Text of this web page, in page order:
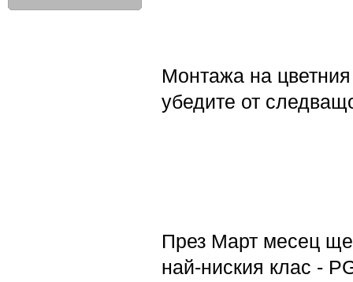
Монтажа на
убедите от
През Март месец
най-ниския клас -